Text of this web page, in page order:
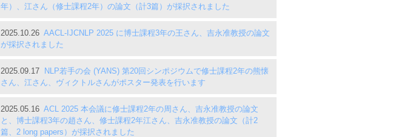
年）、江さん（修士課程2年）の論文（計3篇）が採択されました
2025.10.26 AACL-IJCNLP 2025 に博士課程3年の王さん、吉永准教授の論文
が採択されました
2025.09.17
NLP若手の会 (YANS) 第20回シンポジウムで修士課程2年の熊懐
さん、江さん、ヴィクトルさんがポスター発表を行います
2025.05.16 ACL 2025 本会議に修士課程2年の周さん、吉永准教授の論文
と、博士課程3年の趙さん、修士課程2年江さん、吉永准教授の論文（計2
篇、2 long papers）が採択されました